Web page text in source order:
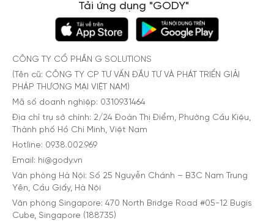
Tải ứng dụng "GODY"
CÔNG TY CỔ PHẦN G SOLUTIONS
(Tên cũ: CÔNG TY CP TƯ VẤN ĐẦU TƯ VÀ PHÁT TRIỂN GIẢI
PHÁP THƯƠNG MẠI VIỆT NAM)
Mã số doanh nghiệp: 0310931464
Địa chỉ trụ sở chính: 2/24 Đoàn Thị Điểm, Phường Cầu Kiệu,
Thành phố Hồ Chí Minh, Việt Nam
Hotline: 0938.002.969
Email: hi@gody.vn
Văn phòng Hà Nội: Số 25 Nguyễn Chánh – B3C Nam Trung
Yên, Cầu Giấy, Hà Nội
Văn phòng Singapore: 470 North Bridge Road #05-12 Bugis
Cube, Singapore (188735)